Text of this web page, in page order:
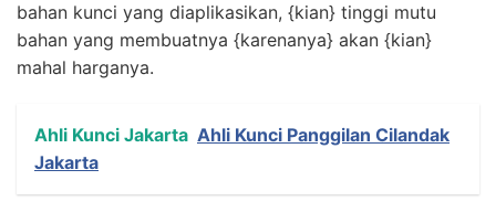
bahan kunci yang diaplikasikan, {kian} tinggi mutu
bahan yang membuatnya {karenanya} akan {kian}
mahal harganya.
Ahli Kunci Jakarta Ahli Kunci Panggilan Cilandak
Jakarta